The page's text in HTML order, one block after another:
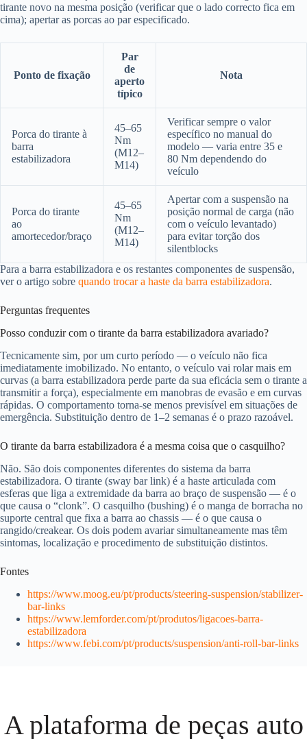
tirante novo na mesma posição (verificar que o lado correcto fica em
cima); apertar as porcas ao par especificado.
Ponto de fixação
Par
de
aperto
típico
Nota
Porca do tirante à
barra
estabilizadora
45–65
Nm
(M12–
M14)
Verificar sempre o valor
específico no manual do
modelo — varia entre 35 e
80 Nm dependendo do
veículo
Porca do tirante
ao
amortecedor/braço
45–65
Nm
(M12–
M14)
Apertar com a suspensão na
posição normal de carga (não
com o veículo levantado)
para evitar torção dos
silentblocks
Para a barra estabilizadora e os restantes componentes de suspensão,
ver o artigo sobre quando trocar a haste da barra estabilizadora.
Perguntas frequentes
Posso conduzir com o tirante da barra estabilizadora avariado?
Tecnicamente sim, por um curto período — o veículo não fica
imediatamente imobilizado. No entanto, o veículo vai rolar mais em
curvas (a barra estabilizadora perde parte da sua eficácia sem o tirante a
transmitir a força), especialmente em manobras de evasão e em curvas
rápidas. O comportamento torna-se menos previsível em situações de
emergência. Substituição dentro de 1–2 semanas é o prazo razoável.
O tirante da barra estabilizadora é a mesma coisa que o casquilho?
Não. São dois componentes diferentes do sistema da barra
estabilizadora. O tirante (sway bar link) é a haste articulada com
esferas que liga a extremidade da barra ao braço de suspensão — é o
que causa o “clonk”. O casquilho (bushing) é o manga de borracha no
suporte central que fixa a barra ao chassis — é o que causa o
rangido/creakear. Os dois podem avariar simultaneamente mas têm
sintomas, localização e procedimento de substituição distintos.
Fontes
https://www.moog.eu/pt/products/steering-suspension/stabilizer-
bar-links
https://www.lemforder.com/pt/produtos/ligacoes-barra-
estabilizadora
https://www.febi.com/pt/products/suspension/anti-roll-bar-links
A plataforma de peças auto